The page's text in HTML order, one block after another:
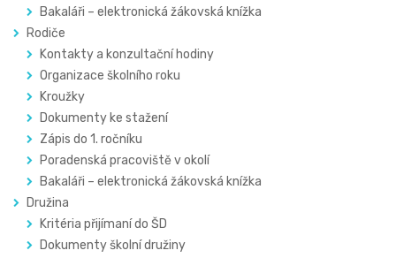
Bakaláři – elektronická žákovská knížka
Rodiče
Kontakty a konzultační hodiny
Organizace školního roku
Kroužky
Dokumenty ke stažení
Zápis do 1. ročníku
Poradenská pracoviště v okolí
Bakaláři – elektronická žákovská knížka
Družina
Kritéria přijímaní do ŠD
Dokumenty školní družiny